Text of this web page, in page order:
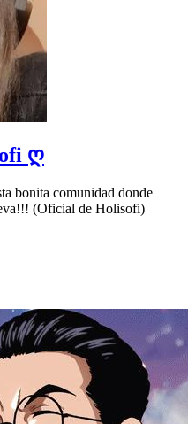
ღ
bonita comunidad donde
(Oficial de Holisofi)